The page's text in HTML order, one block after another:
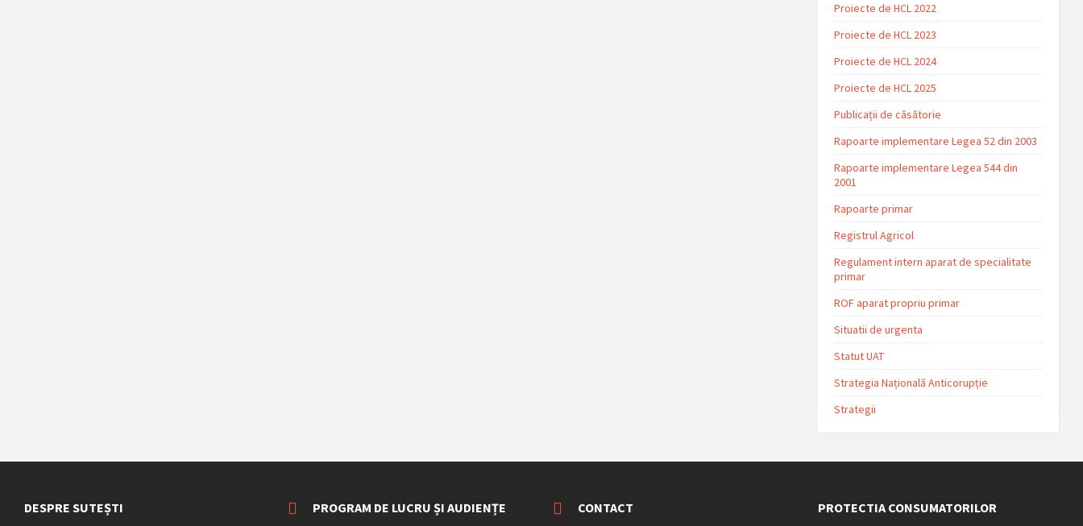
Proiecte de HCL 2022
Proiecte de HCL 2023
Proiecte de HCL 2024
Proiecte de HCL 2025
Publicații de căsătorie
Rapoarte implementare Legea 52 din 2003
Rapoarte implementare Legea 544 din
2001
Rapoarte primar
Registrul Agricol
Regulament intern aparat de specialitate
primar
ROF aparat propriu primar
Situatii de urgenta
Statut UAT
Strategia Națională Anticorupție
Strategii
DESPRE SUTEȘTI PROGRAM DE LUCRU ȘI AUDIENȚE CONTACT PROTECTIA CONSUMATORILOR